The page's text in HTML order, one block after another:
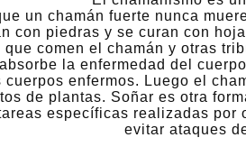
un chamán fuerte nunca
con piedras y se curan con
que comen el chamán y otras
la enfermedad del
cuerpos enfermos. Luego el
de plantas. Soñar es otra
específicas realizadas por
evitar ataques